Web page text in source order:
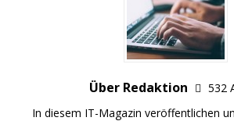
Über Redaktion
532
In diesem IT-Magazin veröffentlichen